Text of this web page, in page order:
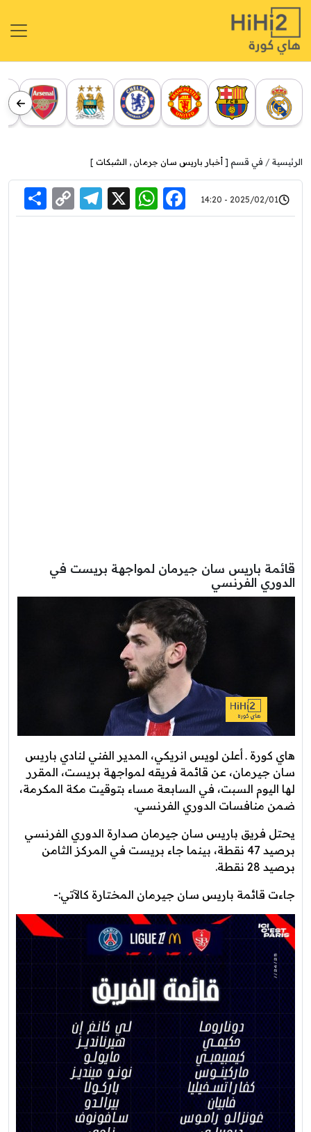
الرئيسية في قسم [ أخبار باريس سان جرمان , الشبكات ]
2025/02/01 - 14:20
Facebook
WhatsApp
X
Link
قائمة باريس سان جيرمان لمواجهة بريست في
الدوري الفرنسي
هاي كورة ـ أعلن لويس انريكي، المدير الفني لنادي باريس
سان جيرمان، عن قائمة فريقه لمواجهة بريست، المقرر
لها اليوم السبت، في السابعة مساء بتوقيت مكة المكرمة،
ضمن منافسات الدوري الفرنسي.
يحتل فريق باريس سان جيرمان صدارة الدوري الفرنسي
برصيد 47 نقطة، بينما جاء بريست في المركز الثامن
برصيد 28 نقطة.
جاءت قائمة باريس سان جيرمان المختارة كالآتي:-